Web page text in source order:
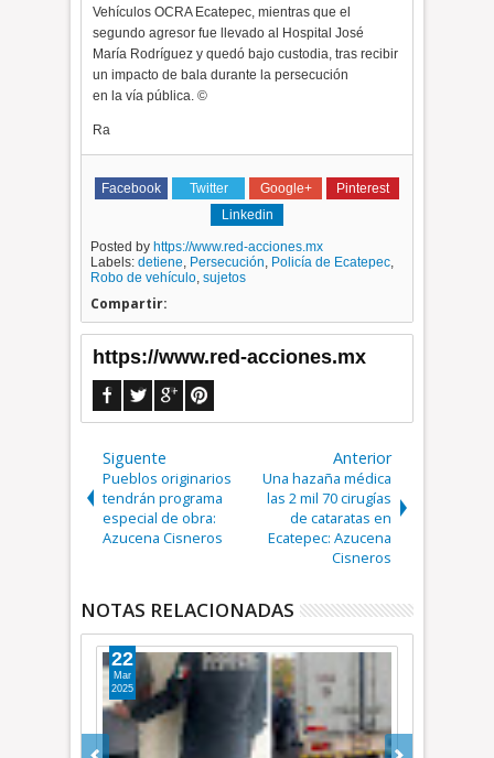
Vehículos OCRA Ecatepec, mientras que el
segundo agresor fue llevado al Hospital José
María Rodríguez y quedó bajo custodia, tras recibir
un impacto de bala durante la persecución
en la vía pública. ©
Ra
Facebook Twitter Google+
Pinterest
Linkedin
Posted by https://www.red-acciones.mx
Labels:detiene, Persecución, Policía de Ecatepec,
Robo de vehículo,sujetos
Compartir:
https://www.red-acciones.mx
Siguente
Pueblos originarios
tendrán programa
especial de obra:
Azucena Cisneros
Anterior
Una hazaña médica
las 2 mil 70 cirugías
de cataratas en
Ecatepec: Azucena
Cisneros
NOTAS RELACIONADAS
27